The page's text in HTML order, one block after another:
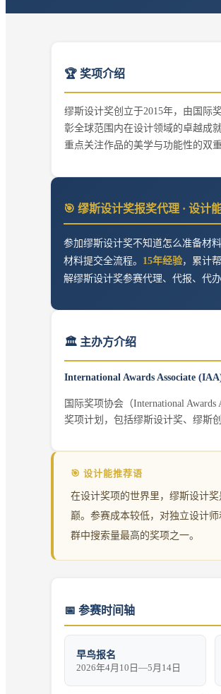
🏆 奖项介绍
缪斯设计奖创立于2015年，由国际
彰全球范围内在设计领域的卓越成
重点关注作品的美学与功能性的双重
🎯 缪斯设计奖报奖代理 · 设计
参加缪斯设计奖不知道怎么准备材
材料提交全流程。 15年经验，累计
解缪斯设计奖参赛代理、代报、代办
🏛️ 主办方介绍
International Awards Associate
国际奖项协会（International
奖项计划，包括缪斯设计奖、缪斯
🎯 设计能推荐语
在设计奖项的世界里，缪斯设计
巅。参赛成本较低，对独立设计
群中搜索量最高的奖项之一。
📅 参赛时间轴
早鸟报名
2026年4月10日—5月14日